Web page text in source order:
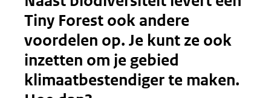
Tiny Forest ook andere
voordelen op. Je kunt ze ook
inzetten om je gebied
klimaatbestendiger te maken.